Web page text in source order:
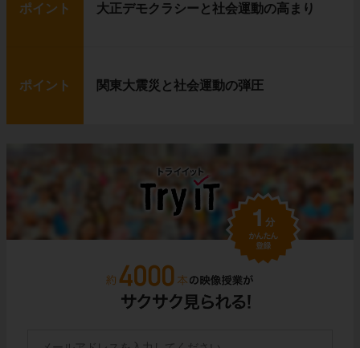
ポイント 大正デモクラシーと社会運動の高まり
ポイント 関東大震災と社会運動の弾圧